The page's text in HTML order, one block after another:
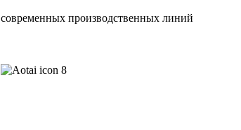
современных производственных линий